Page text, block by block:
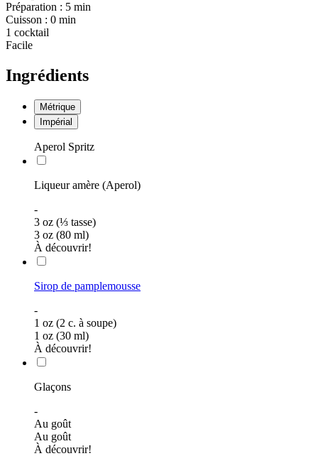
Préparation : 5 min
Cuisson : 0 min
1 cocktail
Facile
Ingrédients
Métrique
Impérial
Aperol Spritz
Liqueur amère (Aperol)
-
3 oz (⅓ tasse)
3 oz (80 ml)
À découvrir!
Sirop de pamplemousse
-
1 oz (2 c. à soupe)
1 oz (30 ml)
À découvrir!
Glaçons
-
Au goût
Au goût
À découvrir!